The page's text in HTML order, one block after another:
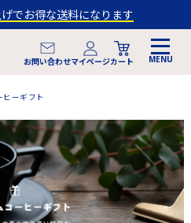
でお得な送料になります
お問い合わせマイページカート
ヒーギフト